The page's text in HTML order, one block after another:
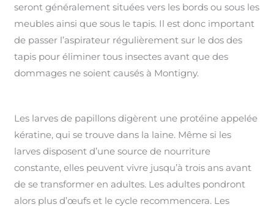
seront généralement situées vers les bords ou sous les
meubles ainsi que sous le tapis. Il est donc important
de passer l’aspirateur régulièrement sur le dos des
tapis pour éliminer tous insectes avant que des
dommages ne soient causés à Montigny.
Les larves de papillons digèrent une protéine appelée
kératine, qui se trouve dans la laine. Même si les
larves disposent d’une source de nourriture
constante, elles peuvent vivre jusqu’à trois ans avant
de se transformer en adultes. Les adultes pondront
alors plus d’œufs et le cycle recommencera. Les